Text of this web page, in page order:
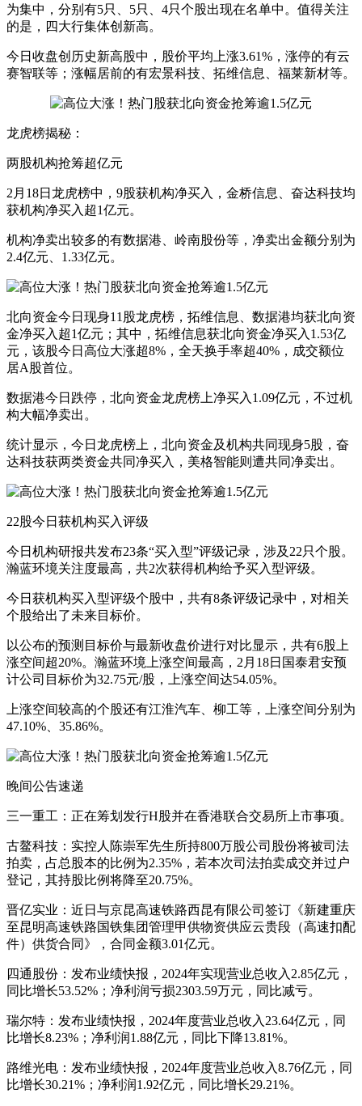
为集中，分别有5只、5只、4只个股出现在名单中。值得关注
的是，四大行集体创新高。
今日收盘创历史新高股中，股价平均上涨3.61%，涨停的有云
赛智联等；涨幅居前的有宏景科技、拓维信息、福莱新材等。
龙虎榜揭秘：
两股机构抢筹超亿元
2月18日龙虎榜中，9股获机构净买入，金桥信息、奋达科技均
获机构净买入超1亿元。
机构净卖出较多的有数据港、岭南股份等，净卖出金额分别为
2.4亿元、1.33亿元。
北向资金今日现身11股龙虎榜，拓维信息、数据港均获北向资
金净买入超1亿元；其中，拓维信息获北向资金净买入1.53亿
元，该股今日高位大涨超8%，全天换手率超40%，成交额位
居A股首位。
数据港今日跌停，北向资金龙虎榜上净买入1.09亿元，不过机
构大幅净卖出。
统计显示，今日龙虎榜上，北向资金及机构共同现身5股，奋
达科技获两类资金共同净买入，美格智能则遭共同净卖出。
22股今日获机构买入评级
今日机构研报共发布23条“买入型”评级记录，涉及22只个股。
瀚蓝环境关注度最高，共2次获得机构给予买入型评级。
今日获机构买入型评级个股中，共有8条评级记录中，对相关
个股给出了未来目标价。
以公布的预测目标价与最新收盘价进行对比显示，共有6股上
涨空间超20%。瀚蓝环境上涨空间最高，2月18日国泰君安预
计公司目标价为32.75元/股，上涨空间达54.05%。
上涨空间较高的个股还有江淮汽车、柳工等，上涨空间分别为
47.10%、35.86%。
晚间公告速递
三一重工：正在筹划发行H股并在香港联合交易所上市事项。
古鳌科技：实控人陈崇军先生所持800万股公司股份将被司法
拍卖，占总股本的比例为2.35%，若本次司法拍卖成交并过户
登记，其持股比例将降至20.75%。
晋亿实业：近日与京昆高速铁路西昆有限公司签订《新建重庆
至昆明高速铁路国铁集团管理甲供物资供应云贵段（高速扣配
件）供货合同》，合同金额3.01亿元。
四通股份：发布业绩快报，2024年实现营业总收入2.85亿元，
同比增长53.52%；净利润亏损2303.59万元，同比减亏。
瑞尔特：发布业绩快报，2024年度营业总收入23.64亿元，同
比增长8.23%；净利润1.88亿元，同比下降13.81%。
路维光电：发布业绩快报，2024年度营业总收入8.76亿元，同
比增长30.21%；净利润1.92亿元，同比增长29.21%。